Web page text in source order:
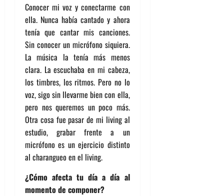
Conocer mi voz y conectarme con
ella. Nunca había cantado y ahora
tenía que cantar mis canciones.
Sin conocer un micrófono siquiera.
La música la tenía más menos
clara. La escuchaba en mi cabeza,
los timbres, los ritmos. Pero no lo
voz, sigo sin llevarme bien con ella,
pero nos queremos un poco más.
Otra cosa fue pasar de mi living al
estudio, grabar frente a un
micrófono es un ejercicio distinto
al charangueo en el living.
¿Cómo afecta tu día a día al
momento de componer?